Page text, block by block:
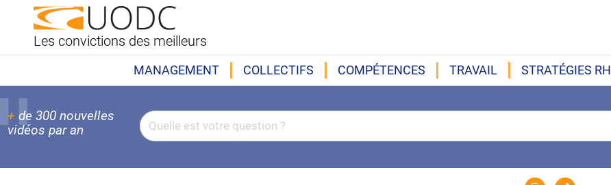
Les convictions des meilleurs
MANAGEMENT COLLECTIFS COMPÉTENCES TRAVAIL STRATÉGIES RH
+ de 300 nouvelles
vidéos par an